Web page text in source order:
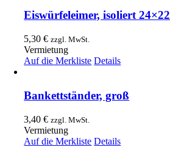
Eiswürfeleimer, isoliert 24×22
5,30€ zzgl. MwSt.
Vermietung
Auf die Merkliste Details
Bankettständer, groß
3,40€ zzgl. MwSt.
Vermietung
Auf die Merkliste Details